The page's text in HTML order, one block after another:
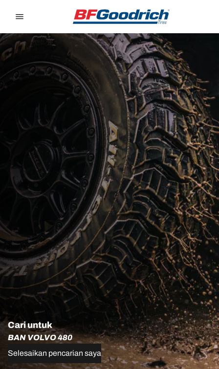
Cari untuk
BAN VOLVO 480
Selesaikan pencarian saya